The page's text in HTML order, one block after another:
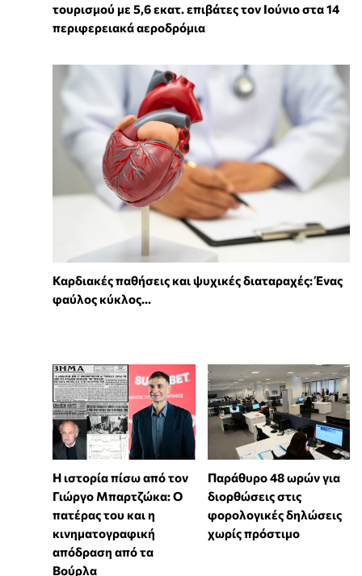
τουρισμού με 5,6 εκατ. επιβάτες τον Ιούνιο στα 14
περιφερειακά αεροδρόμια
Καρδιακές παθήσεις και ψυχικές διαταραχές: Ένας
φαύλος κύκλος...
Η ιστορία πίσω από τον
Γιώργο Μπαρτζώκα: Ο
πατέρας του και η
κινηματογραφική
απόδραση από τα
Βούρλα
Παράθυρο 48 ωρών για
διορθώσεις στις
φορολογικές δηλώσεις
χωρίς πρόστιμο